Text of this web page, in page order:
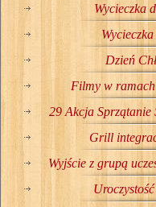
Wycieczka
Dzień
Filmy w
29 Akcja Sprzątanie
Grill
Wyjście z grupą